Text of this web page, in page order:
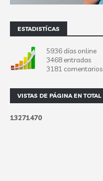
ESTADISTÍCAS
5936 días online
3468 entradas
3181 comentarios
VISTAS DE PÁGINA EN TOTAL
13271470